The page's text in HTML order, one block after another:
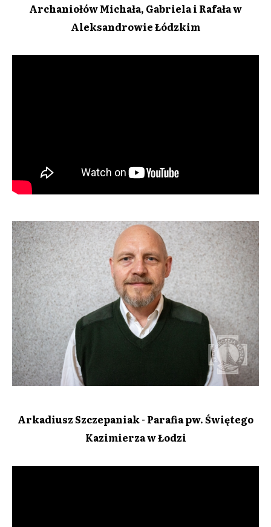
Archaniołów Michała, Gabriela i Rafała w
Aleksandrowie Łódzkim
Arkadiusz Szczepaniak - Parafia pw. Świętego
Kazimierza w Łodzi